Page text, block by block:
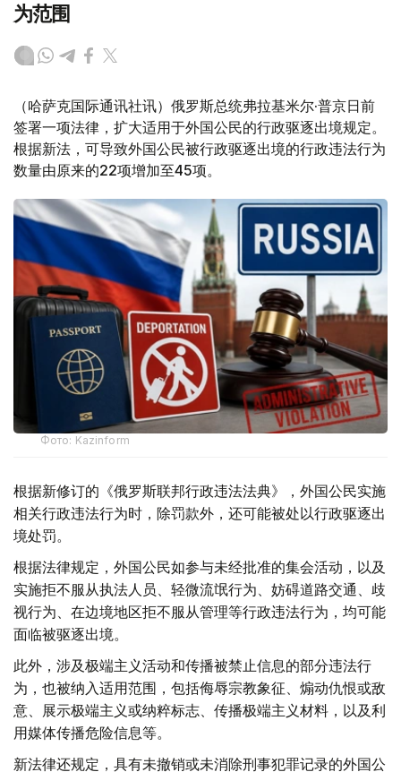
为范围
（哈萨克国际通讯社讯）俄罗斯总统弗拉基米尔·普京日前
签署一项法律，扩大适用于外国公民的行政驱逐出境规定。
根据新法，可导致外国公民被行政驱逐出境的行政违法行为
数量由原来的22项增加至45项。
Фото: Kazinform
根据新修订的《俄罗斯联邦行政违法法典》，外国公民实施
相关行政违法行为时，除罚款外，还可能被处以行政驱逐出
境处罚。
根据法律规定，外国公民如参与未经批准的集会活动，以及
实施拒不服从执法人员、轻微流氓行为、妨碍道路交通、歧
视行为、在边境地区拒不服从管理等行政违法行为，均可能
面临被驱逐出境。
此外，涉及极端主义活动和传播被禁止信息的部分违法行
为，也被纳入适用范围，包括侮辱宗教象征、煽动仇恨或敌
意、展示极端主义或纳粹标志、传播极端主义材料，以及利
用媒体传播危险信息等。
新法律还规定，具有未撤销或未消除刑事犯罪记录的外国公